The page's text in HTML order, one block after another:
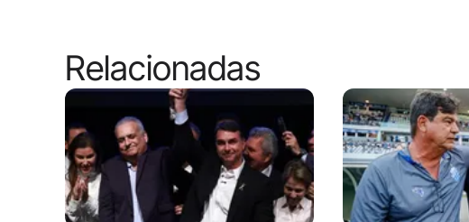
Relacionadas